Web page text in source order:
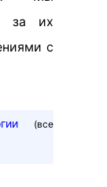
за их
с
(все